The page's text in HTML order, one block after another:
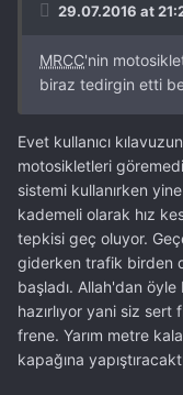
29.07.2016 at
MRCC'nin
biraz tedirgin etti
Evet kullanıcı
motosikletleri
sistemi kullanırken
kademeli olarak hız
tepkisi geç oluyor.
giderken trafik birden
başladı. Allah'dan
hazırlıyor yani siz sert
frene. Yarım metre
kapağına